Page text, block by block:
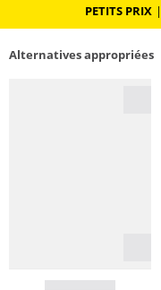
PETITS PRIX |
Alternatives appropriées